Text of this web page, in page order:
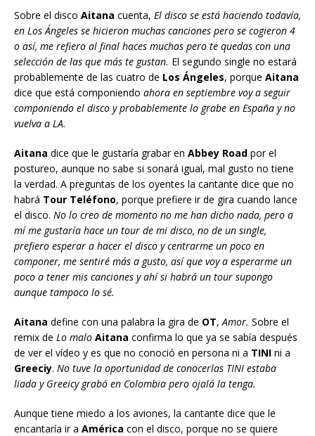
Sobre el disco Aitana cuenta, El disco se está haciendo todavía,
en Los Ángeles se hicieron muchas canciones pero se cogieron 4
o así, me refiero al final haces muchas pero te quedas con una
selección de las que más te gustan. El segundo single no estará
probablemente de las cuatro de Los Ángeles, porque Aitana
dice que está componiendo ahora en septiembre voy a seguir
componiendo el disco y probablemente lo grabe en España y no
vuelva a LA.
Aitana dice que le gustaría grabar en Abbey Road por el
postureo, aunque no sabe si sonará igual, mal gusto no tiene
la verdad. A preguntas de los oyentes la cantante dice que no
habrá Tour Teléfono, porque prefiere ir de gira cuando lance
el disco. No lo creo de momento no me han dicho nada, pero a
mí me gustaría hace un tour de mi disco, no de un single,
prefiero esperar a hacer el disco y centrarme un poco en
componer, me sentiré más a gusto, así que voy a esperarme un
poco a tener mis canciones y ahí si habrá un tour supongo
aunque tampoco lo sé.
Aitana define con una palabra la gira de OT, Amor. Sobre el
remix de Lo malo Aitana confirma lo que ya se sabía después
de ver el vídeo y es que no conoció en persona ni a TINI ni a
Greeciy. No tuve la oportunidad de conocerlas TINI estaba
liada y Greeicy grabó en Colombia pero ojalá la tenga.
Aunque tiene miedo a los aviones, la cantante dice que le
encantaría ir a América con el disco, porque no se quiere